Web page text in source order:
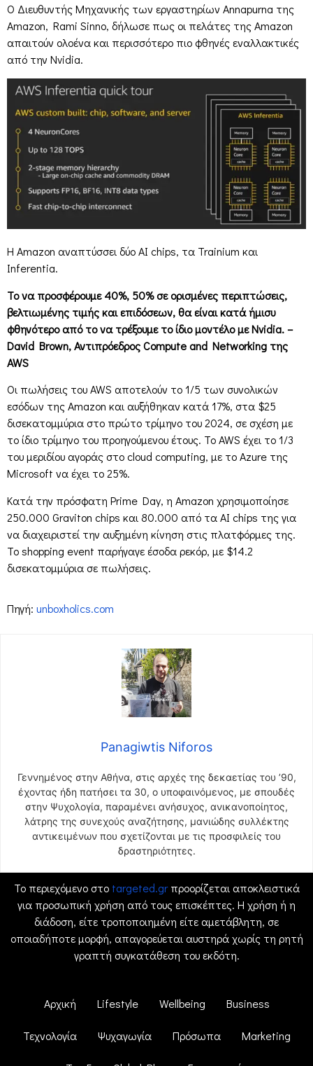
O Διευθυντής Μηχανικής των εργαστηρίων Annapurna της
Amazon, Rami Sinno, δήλωσε πως οι πελάτες της Amazon
απαιτούν ολοένα και περισσότερο πιο φθηνές εναλλακτικές
από την Nvidia.
Η Amazon αναπτύσσει δύο AI chips, τα Trainium και
Inferentia.
Το να προσφέρουμε 40%, 50% σε ορισμένες περιπτώσεις,
βελτιωμένης τιμής και επιδόσεων, θα είναι κατά ήμισυ
φθηνότερο από το να τρέξουμε το ίδιο μοντέλο με Nvidia. –
David Brown, Αντιπρόεδρος Compute and Networking της
AWS
Οι πωλήσεις του AWS αποτελούν το 1/5 των συνολικών
εσόδων της Amazon και αυξήθηκαν κατά 17%, στα $25
δισεκατομμύρια στο πρώτο τρίμηνο του 2024, σε σχέση με
το ίδιο τρίμηνο του προηγούμενου έτους. Το AWS έχει το 1/3
του μεριδίου αγοράς στο cloud computing, με το Azure της
Microsoft να έχει το 25%.
Κατά την πρόσφατη Prime Day, η Amazon χρησιμοποίησε
250.000 Graviton chips και 80.000 από τα AI chips της για
να διαχειριστεί την αυξημένη κίνηση στις πλατφόρμες της.
Το shopping event παρήγαγε έσοδα ρεκόρ, με $14.2
δισεκατομμύρια σε πωλήσεις.
Πηγή: unboxholics.com
Panagiwtis Niforos
Γεννημένος στην Αθήνα, στις αρχές της δεκαετίας του ’90,
έχοντας ήδη πατήσει τα 30, ο υποφαινόμενος, με σπουδές
στην Ψυχολογία, παραμένει ανήσυχος, ανικανοποίητος,
λάτρης της συνεχούς αναζήτησης, μανιώδης συλλέκτης
αντικειμένων που σχετίζονται με τις προσφιλείς του
δραστηριότητες.
Το περιεχόμενο στο targeted.grπροορίζεται αποκλειστικά
για προσωπική χρήση από τους επισκέπτες. Η χρήση ή η
διάδοση, είτε τροποποιημένη είτε αμετάβλητη, σε
οποιαδήποτε μορφή, απαγορεύεται αυστηρά χωρίς τη ρητή
γραπτή συγκατάθεση του εκδότη.
Αρχική Lifestyle Wellbeing Business
Τεχνολογία Ψυχαγωγία Πρόσωπα Marketing